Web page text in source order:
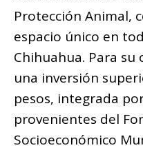
Protección Animal,
espacio único en
Chihuahua. Para su
una inversión
pesos, integrada
provenientes del
Socioeconómico